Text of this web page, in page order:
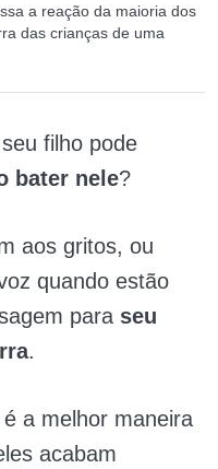
a reação da maioria dos
das crianças de uma
filho pode
bater nele?
aos gritos, ou
quando estão
para seu
.
a melhor maneira
acabam